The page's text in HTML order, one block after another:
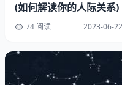
(如何解读你的人际关系)
74 阅读 2023-06-22